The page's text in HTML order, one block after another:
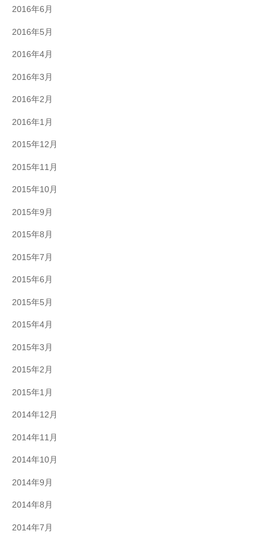
2016年6月
2016年5月
2016年4月
2016年3月
2016年2月
2016年1月
2015年12月
2015年11月
2015年10月
2015年9月
2015年8月
2015年7月
2015年6月
2015年5月
2015年4月
2015年3月
2015年2月
2015年1月
2014年12月
2014年11月
2014年10月
2014年9月
2014年8月
2014年7月